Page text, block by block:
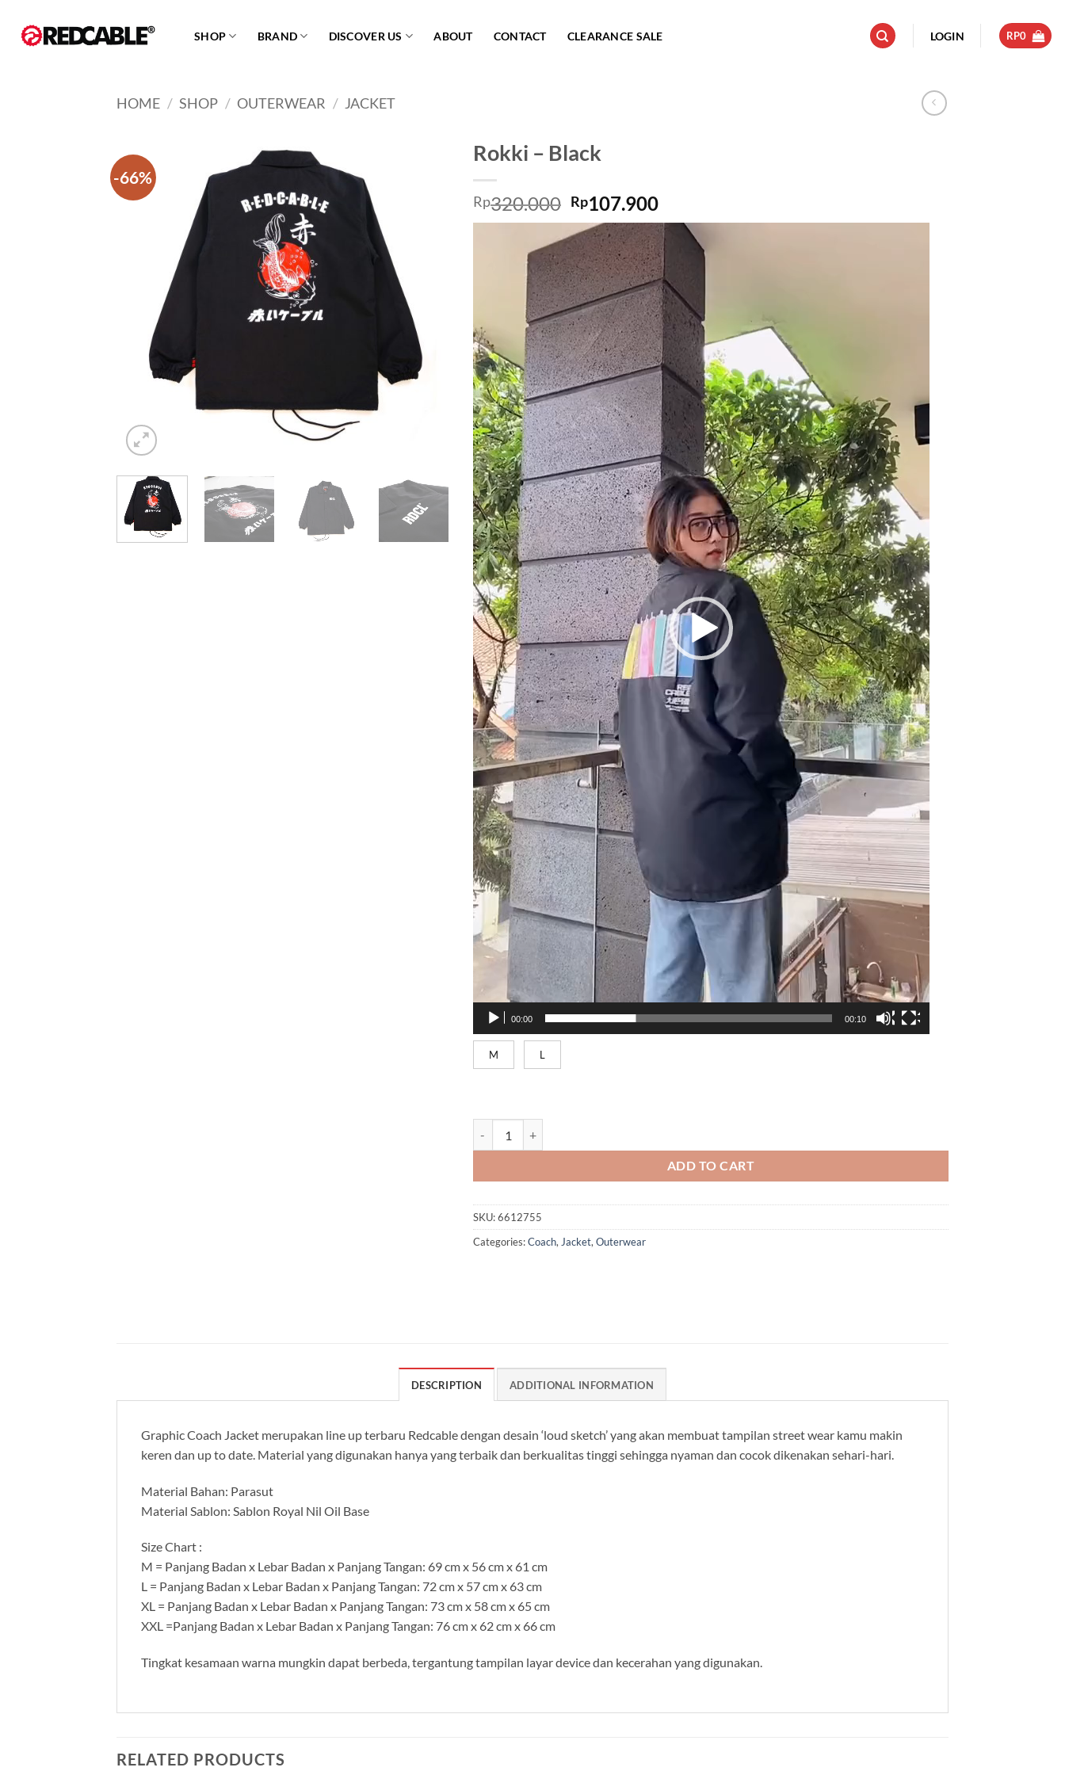
content
SHOP BRAND DISCOVER US ABOUT CONTACT CLEARANCE SALE LOGIN RP0
HOME / SHOP / OUTERWEAR / JACKET
-66%
Rokki – Black
Rp320.000 Rp107.900
00:00 00:10
M L
ADD TO CART
SKU:6612755
Categories:Coach, Jacket, Outerwear
DESCRIPTION ADDITIONAL INFORMATION
Graphic Coach Jacket merupakan line up terbaru Redcable dengan desain ‘loud sketch’ yang akan membuat tampilan street wear kamu makin
keren dan up to date. Material yang digunakan hanya yang terbaik dan berkualitas tinggi sehingga nyaman dan cocok dikenakan sehari-hari.
Material Bahan: Parasut
Material Sablon: Sablon Royal Nil Oil Base
Size Chart :
M = Panjang Badan x Lebar Badan x Panjang Tangan: 69 cm x 56 cm x 61 cm
L = Panjang Badan x Lebar Badan x Panjang Tangan: 72 cm x 57 cm x 63 cm
XL = Panjang Badan x Lebar Badan x Panjang Tangan: 73 cm x 58 cm x 65 cm
XXL =Panjang Badan x Lebar Badan x Panjang Tangan: 76 cm x 62 cm x 66 cm
Tingkat kesamaan warna mungkin dapat berbeda, tergantung tampilan layar device dan kecerahan yang digunakan.
RELATED PRODUCTS